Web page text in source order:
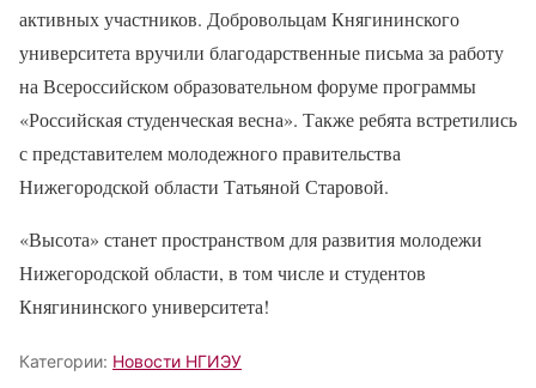
активных участников. Добровольцам Княгининского
университета вручили благодарственные письма за работу
на Всероссийском образовательном форуме программы
«Российская студенческая весна». Также ребята встретились
с представителем молодежного правительства
Нижегородской области Татьяной Старовой.
«Высота» станет пространством для развития молодежи
Нижегородской области, в том числе и студентов
Княгининского университета!
Категории: Новости НГИЭУ